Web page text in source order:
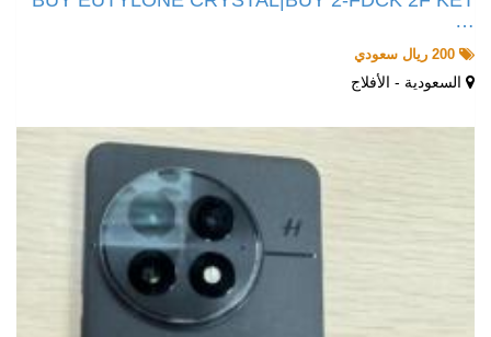
…
السعودية - الأفلاج